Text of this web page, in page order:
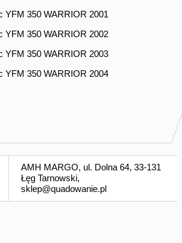
YFM 350 WARRIOR 2001
YFM 350 WARRIOR 2002
YFM 350 WARRIOR 2003
YFM 350 WARRIOR 2004
AMH MARGO, ul. Dolna 64, 33-131
Łęg Tarnowski,
sklep@quadowanie.pl